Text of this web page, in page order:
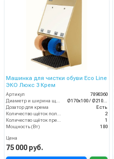
Машинка для чистки обуви Eco Line
ЭКО Люкс 3 Крем
Артикул
7890360
Ø170х100 / Ø210х100
Дозатор для крема
Есть
2
1
Мощность (Вт)
180
Цена
75 000 руб.